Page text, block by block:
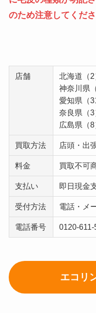
のため注意してくださ
店舗
北海道（
神奈川県
愛知県（
奈良県（
広島県（
買取方法 店頭・出
料金 買取不可
支払い 即日現金
受付方法 電話・メ
電話番号 0120-611-
エコリ